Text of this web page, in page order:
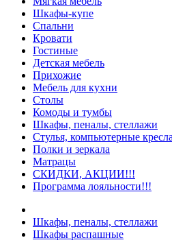
Шкафы-купе
Спальни
Кровати
Гостиные
Детская мебель
Прихожие
Мебель для кухни
Столы
Комоды и тумбы
Шкафы, пеналы, стеллажи
Стулья, компьютерные
Полки и зеркала
Матрацы
СКИДКИ, АКЦИИ!!!
Программа лояльности!!!
Шкафы, пеналы, стеллажи
Шкафы распашные